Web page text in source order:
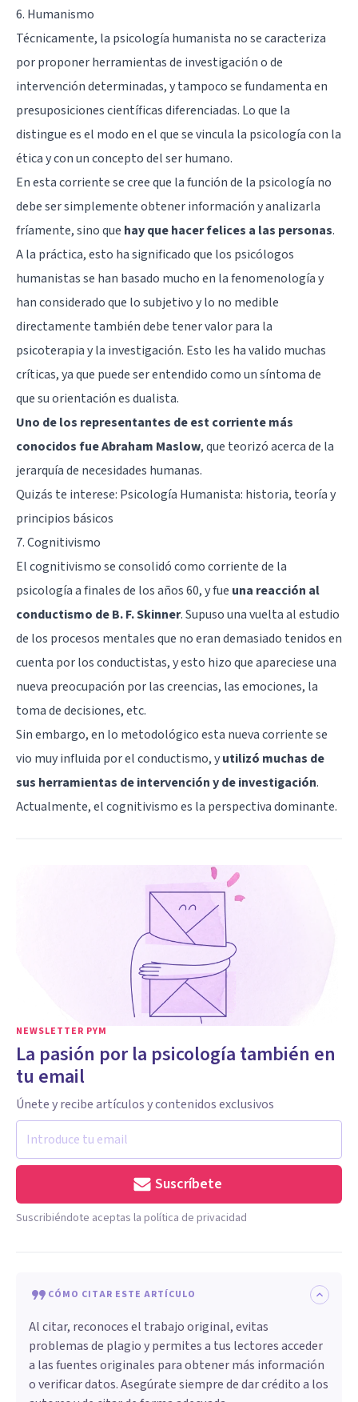
6. Humanismo
Técnicamente, la psicología humanista no se caracteriza
por proponer herramientas de investigación o de
intervención determinadas, y tampoco se fundamenta en
presuposiciones científicas diferenciadas. Lo que la
distingue es el modo en el que se vincula la psicología con la
ética y con un concepto del ser humano.
En esta corriente se cree que la función de la psicología no
debe ser simplemente obtener información y analizarla
fríamente, sino que hay que hacer felices a las personas.
A la práctica, esto ha significado que los psicólogos
humanistas se han basado mucho en la fenomenología y
han considerado que lo subjetivo y lo no medible
directamente también debe tener valor para la
psicoterapia y la investigación. Esto les ha valido muchas
críticas, ya que puede ser entendido como un síntoma de
que su orientación esdualista.
Uno de los representantes de est corriente más
conocidos fue Abraham Maslow, que teorizó acerca de la
jerarquía de necesidades humanas.
Quizás te interese: Psicología Humanista: historia, teoría y
principios básicos
7. Cognitivismo
El cognitivismo se consolidó como corriente de la
psicología a finales de los años 60, y fue una reacción al
conductismo de B. F. Skinner. Supuso una vuelta al estudio
de los procesos mentales que no eran demasiado tenidos en
cuenta por los conductistas, y esto hizo que apareciese una
nueva preocupación por las creencias, las emociones, la
toma de decisiones, etc.
Sin embargo, en lo metodológico esta nueva corriente se
vio muy influida por el conductismo, yutilizó muchas de
sus herramientas de intervención y de investigación.
Actualmente, el cognitivismo es la perspectiva dominante.
NEWSLETTER PYM
La pasión por la psicología también en
tu email
Únete y recibe artículos y contenidos exclusivos
Suscríbete
Suscribiéndote aceptas la política de privacidad
CÓMO CITAR ESTE ARTÍCULO
Al citar, reconoces el trabajo original, evitas
problemas de plagio y permites a tus lectores acceder
a las fuentes originales para obtener más información
o verificar datos. Asegúrate siempre de dar crédito a los